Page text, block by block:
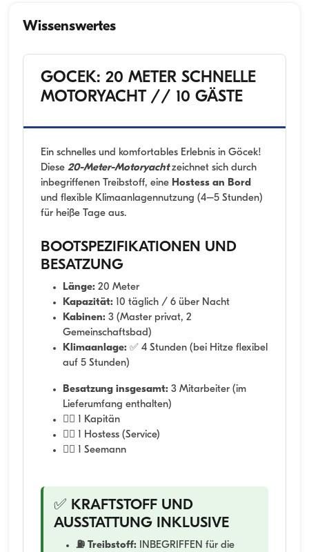
Wissenswertes
GOCEK: 20 METER SCHNELLE
MOTORYACHT // 10 GÄSTE
Ein schnelles und komfortables Erlebnis in Göcek!
Diese 20-Meter-Motoryachtzeichnet sich durch
inbegriffenen Treibstoff, eine Hostess an Bord
und flexible Klimaanlagennutzung (4–5 Stunden)
für heiße Tage aus.
BOOTSPEZIFIKATIONEN UND
BESATZUNG
Länge: 20 Meter
Kapazität: 10 täglich / 6 über Nacht
Kabinen: 3 (Master privat, 2
Gemeinschaftsbad)
Klimaanlage: ✅ 4 Stunden (bei Hitze flexibel
auf 5 Stunden)
Besatzung insgesamt: 3 Mitarbeiter (im
Lieferumfang enthalten)
👨‍✈️ 1 Kapitän
🧑‍✈️ 1 Hostess (Service)
🧑‍✈️ 1 Seemann
✅ KRAFTSTOFF UND
AUSSTATTUNG INKLUSIVE
⛽ Treibstoff: INBEGRIFFEN für die